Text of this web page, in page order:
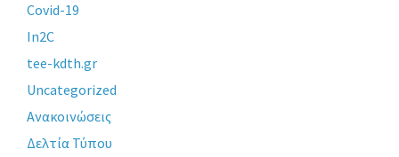
Covid-19
In2C
tee-kdth.gr
Uncategorized
Ανακοινώσεις
Δελτία Τύπου